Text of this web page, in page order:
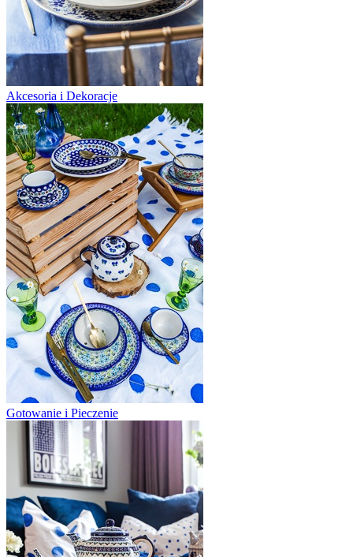
Akcesoria i Dekoracje
Gotowanie i Pieczenie